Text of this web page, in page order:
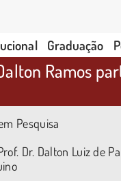
Graduação
Ramos
Pesquisa
Dr. Dalton Luiz de